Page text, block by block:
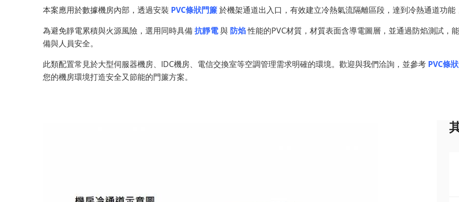
本案應用於數據機房內部，透過安裝 PVC條狀門簾於機架通道出入口，有效建立冷熱氣流隔離區段，達到冷熱通道功能
為避免靜電累積與火源風險，選用同時具備抗靜電與 防焰性能的PVC材質，材質表面含導電圖層，並通過防焰測試，
備與人員安全。
此類配置常見於大型伺服器機房、IDC機房、電信交換室等空調管理需求明確的環境。歡迎與我們洽詢，並參考 PVC條
您的機房環境打造安全又節能的門簾方案。